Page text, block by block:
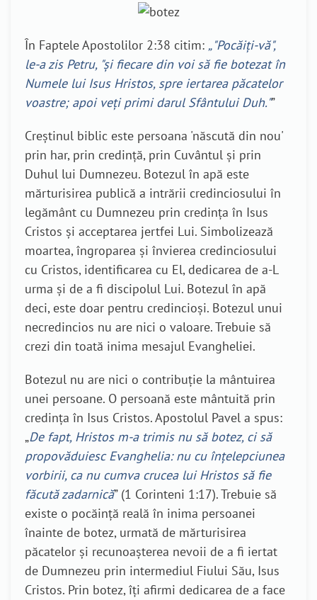
În Faptele Apostolilor 2:38 citim: „"Pocăiți-vă",
le-a zis Petru, "și fiecare din voi să fie botezat în
Numele lui Isus Hristos, spre iertarea păcatelor
voastre; apoi veți primi darul Sfântului Duh."”
Creștinul biblic este persoana 'născută din nou'
prin har, prin credință, prin Cuvântul și prin
Duhul lui Dumnezeu. Botezul în apă este
mărturisirea publică a intrării credinciosului în
legământ cu Dumnezeu prin credința în Isus
Cristos și acceptarea jertfei Lui. Simbolizează
moartea, îngroparea și învierea credinciosului
cu Cristos, identificarea cu El, dedicarea de a-L
urma și de a fi discipolul Lui. Botezul în apă
deci, este doar pentru credincioși. Botezul unui
necredincios nu are nici o valoare. Trebuie să
crezi din toată inima mesajul Evangheliei.
Botezul nu are nici o contribuție la mântuirea
unei persoane. O persoană este mântuită prin
credința în Isus Cristos. Apostolul Pavel a spus:
„De fapt, Hristos m-a trimis nu să botez, ci să
propovăduiesc Evanghelia: nu cu înțelepciunea
vorbirii, ca nu cumva crucea lui Hristos să fie
făcută zadarnică” (1 Corinteni 1:17). Trebuie să
existe o pocăință reală în inima persoanei
înainte de botez, urmată de mărturisirea
păcatelor și recunoașterea nevoii de a fi iertat
de Dumnezeu prin intermediul Fiului Său, Isus
Cristos. Prin botez, îți afirmi dedicarea de a face